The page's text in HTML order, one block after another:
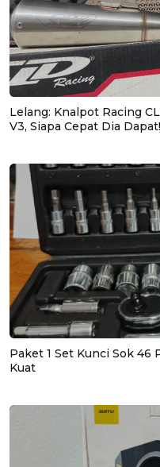
Lelang: Knalpot Racing
V3, Siapa Cepat Dia Dapat!
Paket 1 Set Kunci Sok 46
Kuat